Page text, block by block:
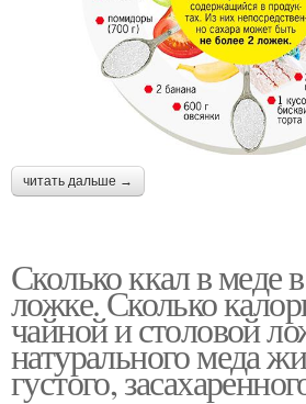
читать дальше →
Сколько ккал в меде
ложке. Сколько
чайной и столовой
натурального меда
густого,